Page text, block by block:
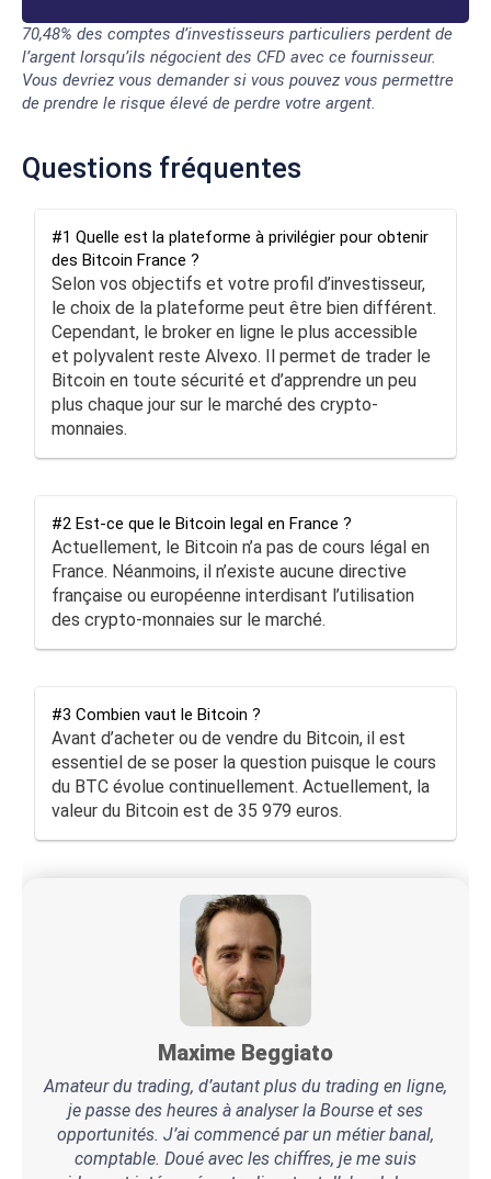
Les avantages
Beaucoup d’outils d’analyses disponibles
Bonne sélection de crypto-monnaies
70,48% des comptes d’investisseurs particuliers perdent de
l’argent lorsqu’ils négocient des CFD avec ce fournisseur.
Vous devriez vous demander si vous pouvez vous permettre
de prendre le risque élevé de perdre votre argent.
Questions fréquentes
#1 Quelle est la plateforme à privilégier pour obtenir
des Bitcoin France ?
Selon vos objectifs et votre profil d’investisseur,
le choix de la plateforme peut être bien différent.
Cependant, le broker en ligne le plus accessible
et polyvalent reste Alvexo. Il permet de trader le
Bitcoin en toute sécurité et d’apprendre un peu
plus chaque jour sur le marché des crypto-
monnaies.
#2 Est-ce que le Bitcoin legal en France ?
Actuellement, le Bitcoin n’a pas de cours légal en
France. Néanmoins, il n’existe aucune directive
française ou européenne interdisant l’utilisation
des crypto-monnaies sur le marché.
#3 Combien vaut le Bitcoin ?
Avant d’acheter ou de vendre du Bitcoin, il est
essentiel de se poser la question puisque le cours
du BTC évolue continuellement. Actuellement, la
valeur du Bitcoin est de 35 979 euros.
Maxime Beggiato
Amateur du trading, d’autant plus du trading en ligne,
je passe des heures à analyser la Bourse et ses
opportunités. J’ai commencé par un métier banal,
comptable. Doué avec les chiffres, je me suis